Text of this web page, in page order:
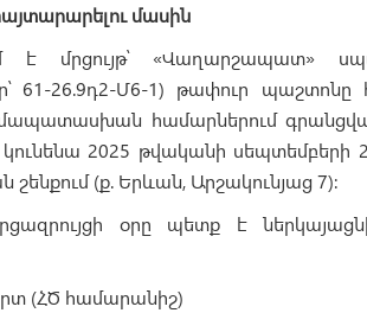
մասին
է մրցույթ՝ «Վաղարշապատ»
26.9դ2-Մ6-1) թափուր պաշտոնը
համարներում
2025 թվականի սեպտեմբերի
(ք. Երևան, Արշակունյաց 7):
օրը պետք է
(ՀԾ համարանիշ)